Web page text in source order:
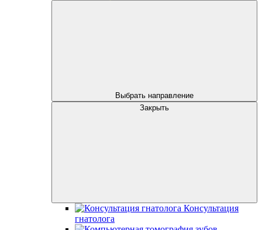
Выбрать направление
Закрыть
Консультация
гнатолога